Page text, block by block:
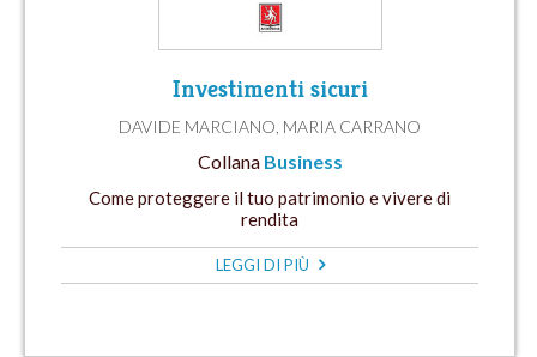
Investimenti sicuri
DAVIDE MARCIANO MARIA CARRANO
Collana Business
Come proteggere il tuo patrimonio e vivere di
rendita
LEGGI DI PIÙ